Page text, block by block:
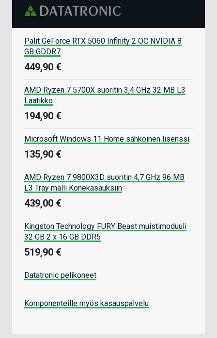
Palit GeForce RTX 5060 Infinity 2 OC NVIDIA 8
GB GDDR7
449,90 €
AMD Ryzen 7 5700X suoritin 3,4 GHz 32 MB L3
Laatikko
194,90 €
Microsoft Windows 11 Home sähköinen lisenssi
135,90 €
AMD Ryzen 7 9800X3D suoritin 4,7 GHz 96 MB
L3 Tray malli Konekasauksiin
439,00 €
Kingston Technology FURY Beast muistimoduuli
32 GB 2 x 16 GB DDR5
519,90 €
Datatronic pelikoneet
Komponenteille myös kasauspalvelu